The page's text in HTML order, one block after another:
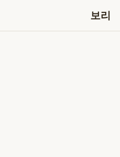
보리